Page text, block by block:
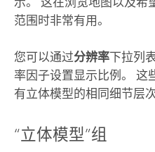
范围时非常有用。
您可以通过分辨率下拉列
率因子设置显示比例。 这
有立体模型的相同细节层
“立体模型”组